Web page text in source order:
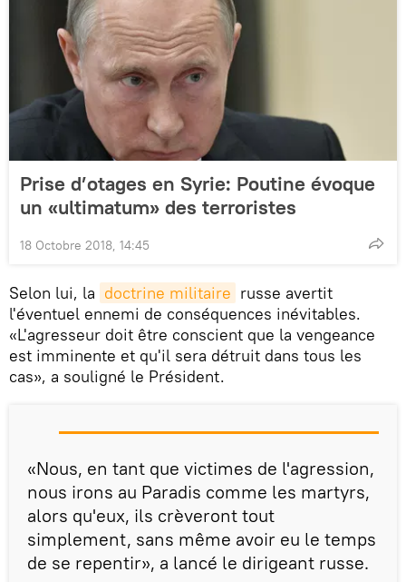
Prise d’otages en Syrie: Poutine évoque
un «ultimatum» des terroristes
18 Octobre 2018, 14:45
Selon lui, la doctrine militaire russe avertit
l'éventuel ennemi de conséquences inévitables.
«L'agresseur doit être conscient que la vengeance
est imminente et qu'il sera détruit dans tous les
cas», a souligné le Président.
«Nous, en tant que victimes de l'agression,
nous irons au Paradis comme les martyrs,
alors qu'eux, ils crèveront tout
simplement, sans même avoir eu le temps
de se repentir», a lancé le dirigeant russe.